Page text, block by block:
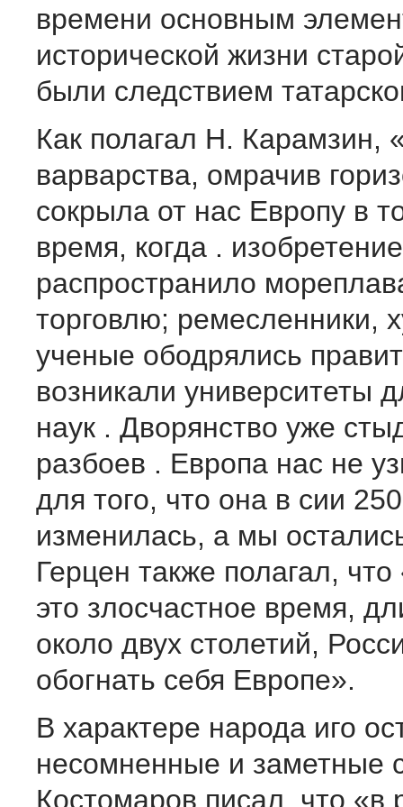
времени основным
исторической жизни
были следствием
Как полагал Н. Карамзин,
варварства, омрачив
сокрыла от нас Европу в
время, когда .
распространило
торговлю; ремесленники,
ученые ободрялись
возникали университеты
наук . Дворянство уже
разбоев . Европа нас не
для того, что она в сии
изменилась, а мы
Герцен также полагал,
это злосчастное время,
около двух столетий,
обогнать себя Европе».
В характере народа иго
несомненные и заметные
Костомаров писал, что «в